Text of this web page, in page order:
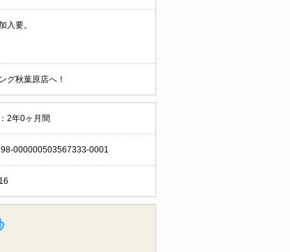
入要。
グ秋葉原店へ！
2年0ヶ月間
000000503567333-0001